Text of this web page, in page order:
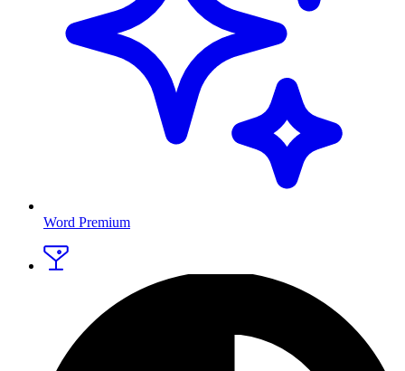
Word Premium